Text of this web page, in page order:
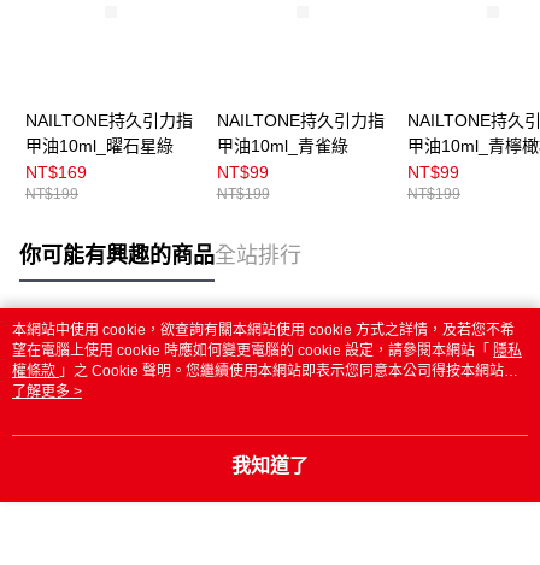
NAILTONE持久引力指
甲油10ml_曜石星綠
NT$169
NT$199
NAILTONE持久引力指
甲油10ml_青雀綠
NT$99
NT$199
NAILTONE持久
甲油10ml_青檸
NT$99
NT$199
你可能有興趣的商品全站排行
熱門標籤
本網站中使用 cookie，欲查詢有關本網站使用 cookie 方式之詳情，及若您不希
望在電腦上使用 cookie 時應如何變更電腦的 cookie 設定，請參閱本網站「 隱私
權條款 」之 Cookie 聲明。您繼續使用本網站即表示您同意本公司得按本網站使
用條款之 Cookie 聲明使用 cookie。
了解更多 >
我知道了